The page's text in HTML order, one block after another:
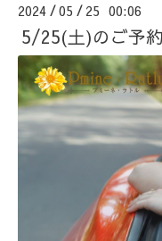
2024 /05 / 25 00:06
5/25(土)のご予